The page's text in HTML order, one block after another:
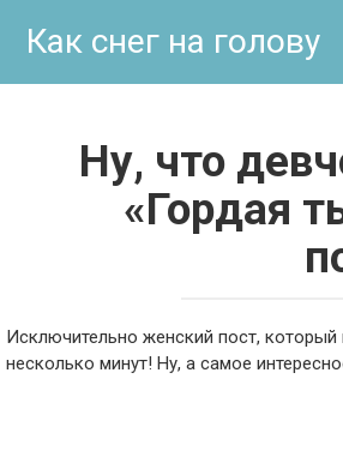
Как снег на голову
Ну, что
«Гордая
Исключительно женский пост,
несколько минут! Ну, а самое